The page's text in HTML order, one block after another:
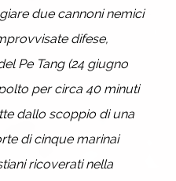
due cannoni nemici
difese,
Pe Tang (24 giugno
per circa 40 minuti
dallo scoppio di una
di cinque marinai
ricoverati nella